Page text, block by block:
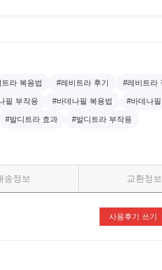
라 복용법 #레비트라 후기 #레비트라
필 부작용 #바데나필 복용법 #바데나
#발디트라 효과 #발디트라 부작용
송정보 교환정보
사용후기 쓰기